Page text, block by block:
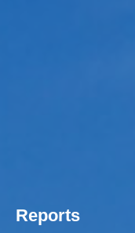
Reports